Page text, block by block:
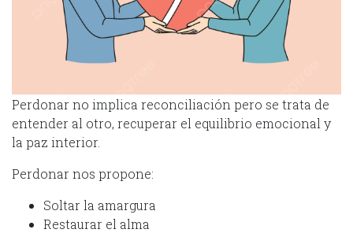
Perdonar no implica reconciliación pero se trata de
entender al otro, recuperar el equilibrio emocional y
la paz interior.
Perdonar nos propone:
Soltar la amargura
Restaurar el alma